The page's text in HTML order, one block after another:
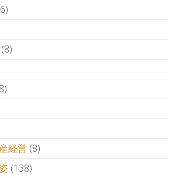
(8)
経営 (8)
(138)